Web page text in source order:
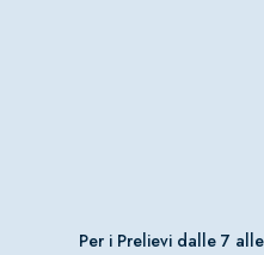
Per i Prelievi dalle 7